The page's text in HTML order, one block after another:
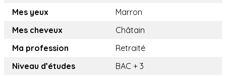
Mes yeux
Marron
Mes cheveux
Châtain
Ma profession
Retraité
Niveau d’études
BAC + 3